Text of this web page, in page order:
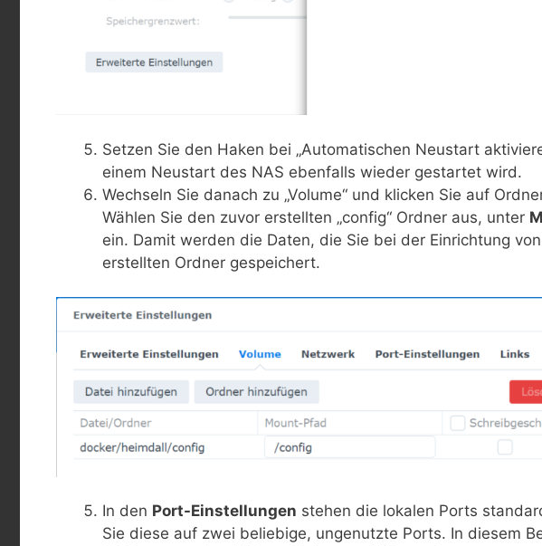
Setzen Sie den Haken bei „Automatischen Neustart
einem Neustart des NAS ebenfalls wieder gestartet wird.
Wechseln Sie danach zu „Volume“ und klicken Sie auf
Wählen Sie den zuvor erstellten „config“ Ordner aus, unter
ein. Damit werden die Daten, die Sie bei der Einrichtung
erstellten Ordner gespeichert.
In den Port-Einstellungen stehen die lokalen Ports
Sie diese auf zwei beliebige, ungenutzte Ports. In diesem